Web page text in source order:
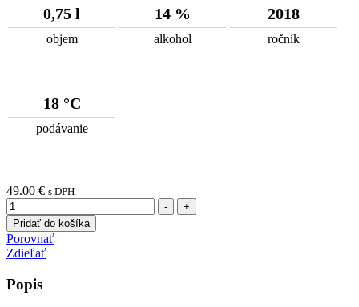
0,75 l
objem
14 %
alkohol
2018
ročník
18 °C
podávanie
49.00 € s DPH
Množstvo -
+
Pridať do košíka
Porovnať
Zdieľať
Popis